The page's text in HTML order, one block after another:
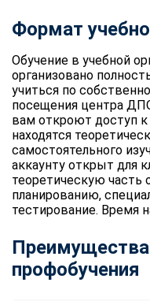
Формат
Обучение в учебной
организовано
учиться по
посещения центра
вам откроют доступ к
находятся
самостоятельного
аккаунту открыт для
теоретическую часть
планированию,
тестирование. Время
профобучения